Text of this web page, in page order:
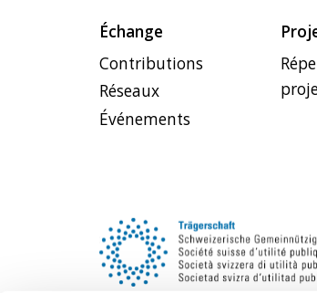
Échange
Contributions
Réseaux
Événements